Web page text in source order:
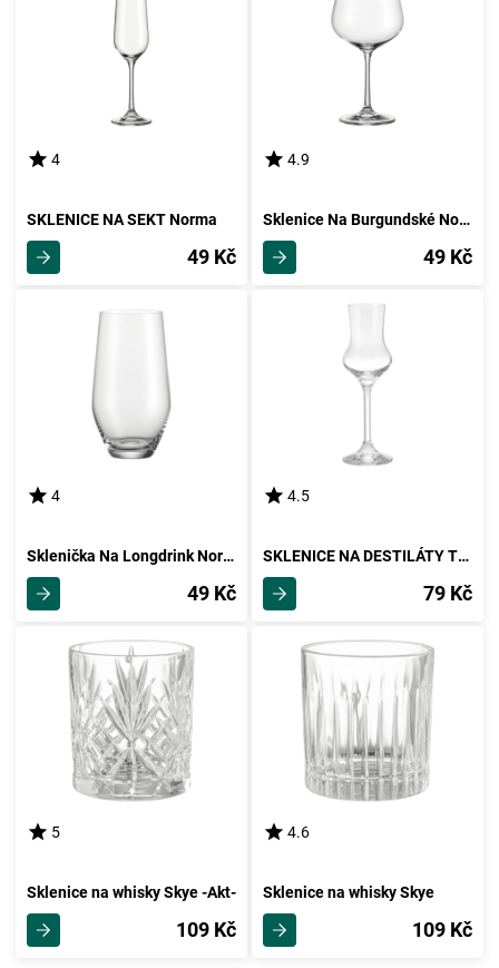
4
SKLENICE NA SEKT Norma
49 Kč
4.9
Sklenice Na Burgundské Norma
49 Kč
4
Sklenička Na Longdrink Norma
49 Kč
4.5
SKLENICE NA DESTILÁTY Treviso
79 Kč
5
Sklenice na whisky Skye -Akt-
109 Kč
4.6
Sklenice na whisky Skye
109 Kč